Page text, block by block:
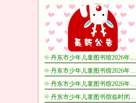
丹东市少年儿童图书馆2026年…
丹东市少年儿童图书馆2026年…
丹东市少年儿童图书馆2026年…
丹东市少年儿童图书馆临时闭…